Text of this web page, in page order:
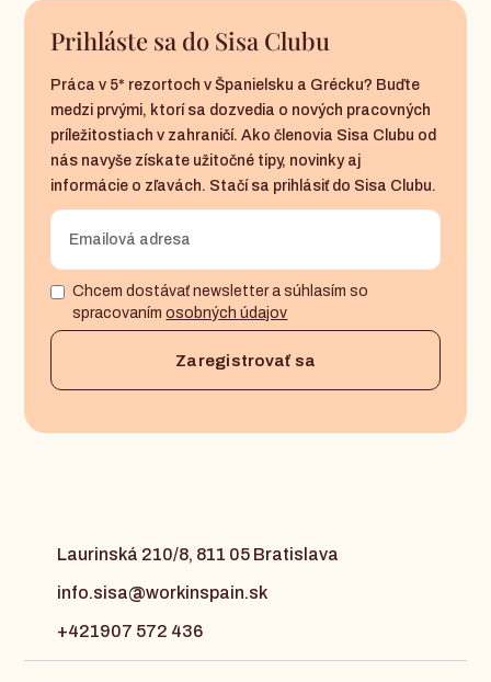
Prihláste sa do Sisa Clubu
Práca v 5* rezortoch v Španielsku a Grécku? Buďte
medzi prvými, ktorí sa dozvedia o nových pracovných
príležitostiach v zahraničí. Ako členovia Sisa Clubu od
nás navyše získate užitočné tipy, novinky aj
informácie o zľavách. Stačí sa prihlásiť do Sisa Clubu.
Chcem dostávať newsletter a súhlasím so
spracovanímosobných údajov
Laurinská 210/8, 811 05 Bratislava
info.sisa@workinspain.sk
+421907 572 436